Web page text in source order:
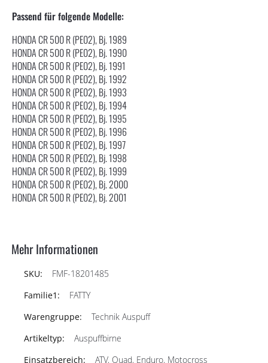
Passend für folgende Modelle:
HONDA CR 500 R (PE02), Bj. 1989
HONDA CR 500 R (PE02), Bj. 1990
HONDA CR 500 R (PE02), Bj. 1991
HONDA CR 500 R (PE02), Bj. 1992
HONDA CR 500 R (PE02), Bj. 1993
HONDA CR 500 R (PE02), Bj. 1994
HONDA CR 500 R (PE02), Bj. 1995
HONDA CR 500 R (PE02), Bj. 1996
HONDA CR 500 R (PE02), Bj. 1997
HONDA CR 500 R (PE02), Bj. 1998
HONDA CR 500 R (PE02), Bj. 1999
HONDA CR 500 R (PE02), Bj. 2000
HONDA CR 500 R (PE02), Bj. 2001
Mehr Informationen
FMF-18201485
FATTY
Technik Auspuff
Auspuffbirne
ATV, Quad, Enduro, Motocross